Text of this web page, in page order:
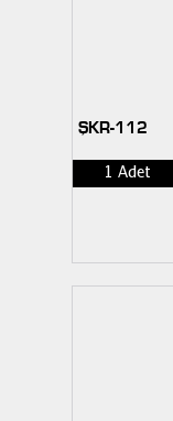
ŞKR-112
1 Adet